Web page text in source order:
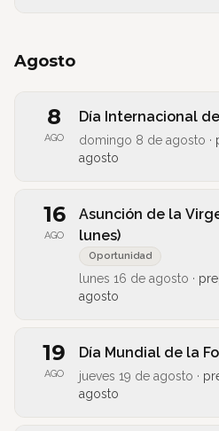
Agosto
8
AGO
Día Internacional
domingo 8 de agosto ·
agosto
16
AGO
Asunción de la
lunes)
Oportunidad
lunes 16 de agosto ·
agosto
19
AGO
Día Mundial de la
jueves 19 de agosto ·
agosto